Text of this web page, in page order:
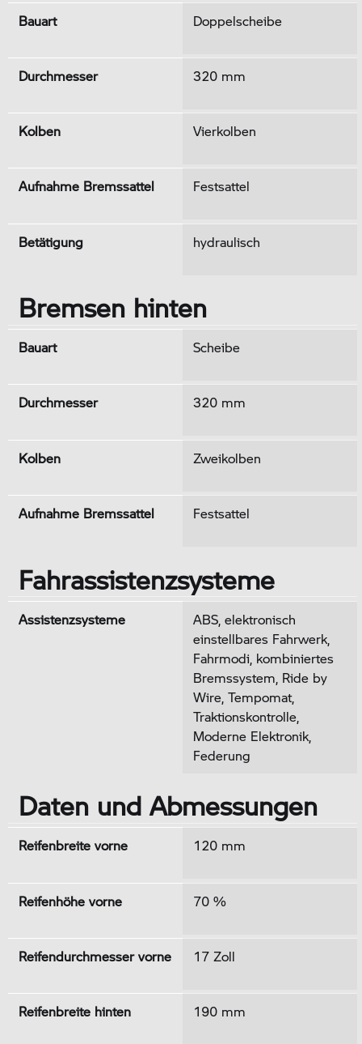
Bauart Doppelscheibe
Durchmesser 320 mm
Kolben Vierkolben
Aufnahme Bremssattel Festsattel
Betätigung hydraulisch
Bremsen hinten
Bauart Scheibe
Durchmesser 320 mm
Kolben Zweikolben
Aufnahme Bremssattel Festsattel
Fahrassistenzsysteme
Assistenzsysteme
ABS, elektronisch
einstellbares Fahrwerk,
Fahrmodi, kombiniertes
Bremssystem, Ride by
Wire, Tempomat,
Traktionskontrolle,
Moderne Elektronik,
Federung
Daten und Abmessungen
Reifenbreite vorne 120 mm
Reifenhöhe vorne 70 %
Reifendurchmesser vorne 17 Zoll
Reifenbreite hinten 190 mm